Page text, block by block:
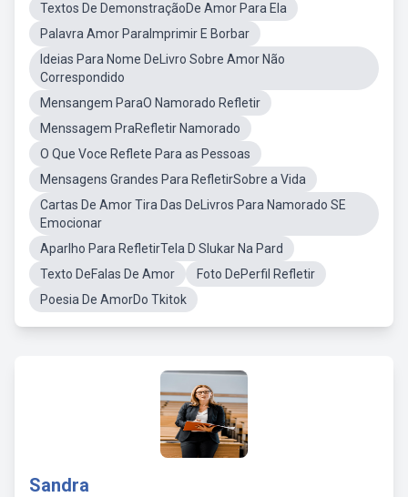
Textos De DemonstraçãoDe Amor Para Ela
Palavra Amor ParaImprimir E Borbar
Ideias Para Nome DeLivro Sobre Amor Não
Correspondido
Mensangem ParaO Namorado Refletir
Menssagem PraRefletir Namorado
O Que Voce Reflete Para as Pessoas
Mensagens Grandes Para RefletirSobre a Vida
Cartas De Amor Tira Das DeLivros Para Namorado SE
Emocionar
Aparlho Para RefletirTela D Slukar Na Pard
Texto DeFalas De Amor
Foto DePerfil Refletir
Poesia De AmorDo Tkitok
Sandra